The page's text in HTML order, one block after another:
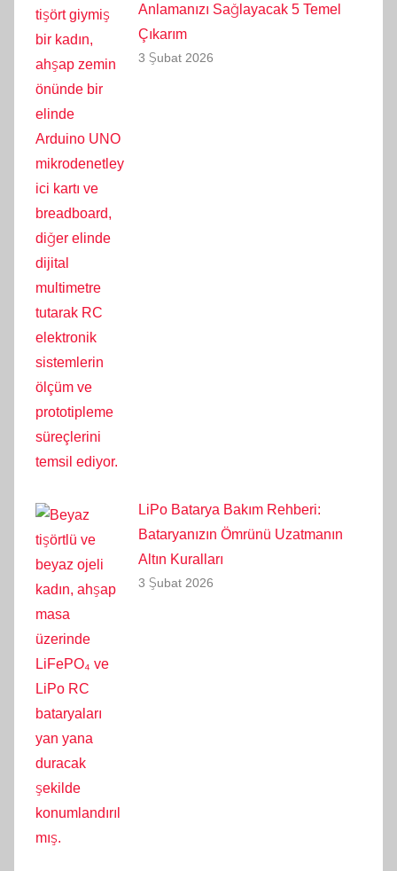
Anlamanızı Sağlayacak 5 Temel
Çıkarım
3 Şubat 2026
LiPo Batarya Bakım Rehberi:
Bataryanızın Ömrünü Uzatmanın
Altın Kuralları
3 Şubat 2026